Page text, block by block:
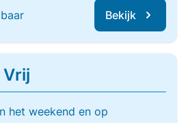
Bekijk
Vrij
het weekend en op